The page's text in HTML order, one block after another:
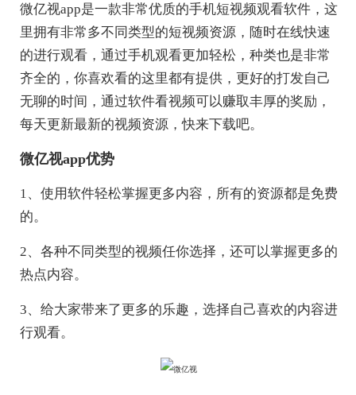
微亿视app是一款非常优质的手机短视频观看软件，这
里拥有非常多不同类型的短视频资源，随时在线快速
的进行观看，通过手机观看更加轻松，种类也是非常
齐全的，你喜欢看的这里都有提供，更好的打发自己
无聊的时间，通过软件看视频可以赚取丰厚的奖励，
每天更新最新的视频资源，快来下载吧。
微亿视app优势
1、使用软件轻松掌握更多内容，所有的资源都是免费
的。
2、各种不同类型的视频任你选择，还可以掌握更多的
热点内容。
3、给大家带来了更多的乐趣，选择自己喜欢的内容进
行观看。